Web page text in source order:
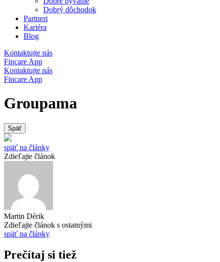
Dobrý dôchodok
Partneri
Kariéra
Blog
Kontaktujte nás
Fincare App
Kontaktujte nás
Fincare App
Groupama
Späť
späť na články
Zdieľajte článok
Martin Dérik
Zdieľajte článok s ostatnými
späť na články
Prečítaj si tiež